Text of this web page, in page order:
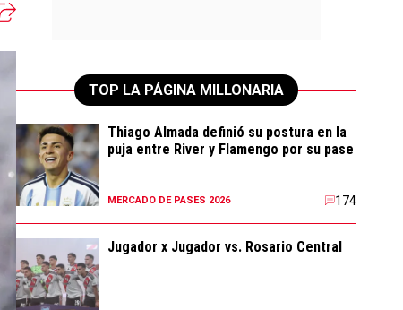
TOP LA PÁGINA MILLONARIA
Thiago Almada definió su postura en la
puja entre River y Flamengo por su pase
MERCADO DE PASES 2026 174
Jugador x Jugador vs. Rosario Central